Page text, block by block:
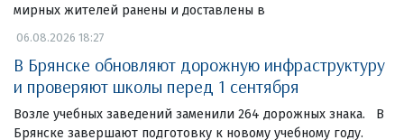
мирных жителей ранены и доставлены в
06.08.2026 18:27
В Брянске обновляют дорожную инфраструктуру
и проверяют школы перед 1 сентября
Возле учебных заведений заменили 264 дорожных знака. В
Брянске завершают подготовку к новому учебному году.